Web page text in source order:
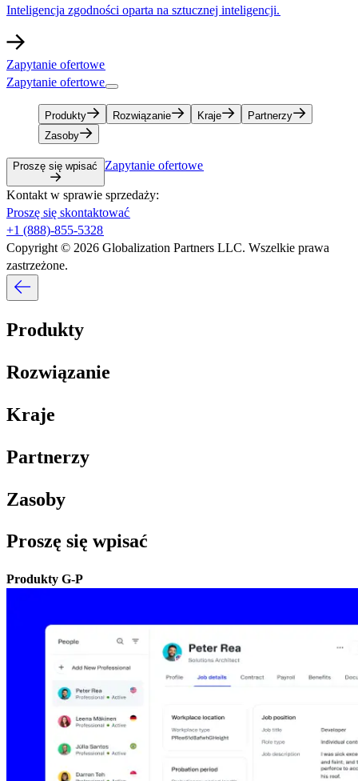
Inteligencja zgodności oparta na sztucznej inteligencji.​​
Zapytanie ofertowe​​
Zapytanie ofertowe​​
Produkty​​ Rozwiązanie​​ Kraje​​
Partnerzy​​
Zasoby​​
Proszę się wpisać​​ Zapytanie ofertowe​​
Kontakt w sprawie sprzedaży:​​
Proszę się skontaktować​​
+1 (888)-855-5328​​
Copyright © 2026 Globalization Partners LLC. Wszelkie prawa
zastrzeżone.​​
Produkty​​
Rozwiązanie​​
Kraje​​
Partnerzy​​
Zasoby​​
Proszę się wpisać​​
Produkty G-P​​